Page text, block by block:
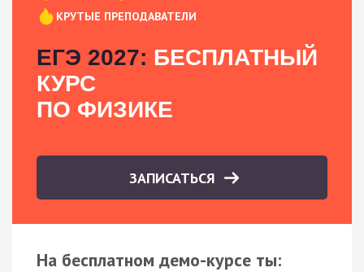
КРУТЫЕ ПРЕПОДАВАТЕЛИ
ЕГЭ 2027: БЕСПЛАТНЫЙ
КУРС
ПО ФИЗИКЕ
ЗАПИСАТЬСЯ
На бесплатном демо-курсе ты: